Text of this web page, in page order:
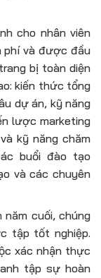
cho nhân viên
phí và được đầu
bị toàn diện
kiến thức tổng
dự án, kỹ năng
lược marketing
kỹ năng chăm
buổi đào tạo
và các chuyên
cuối, chúng
tập tốt nghiệp.
xác nhận thực
tập sựhoàn